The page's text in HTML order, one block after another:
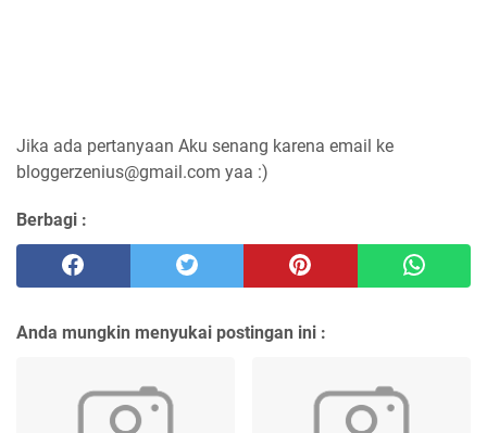
Jika ada pertanyaan Aku senang karena email ke
bloggerzenius@gmail.com yaa :)
Berbagi :
Anda mungkin menyukai postingan ini :